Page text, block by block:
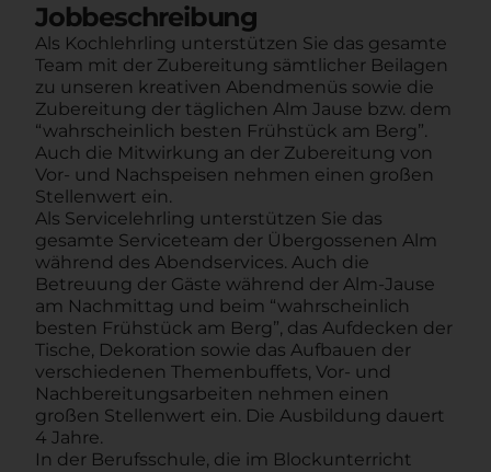
Jobbeschreibung
Als Kochlehrling unterstützen Sie das gesamte
Team mit der Zubereitung sämtlicher Beilagen
zu unseren kreativen Abendmenüs sowie die
Zubereitung der täglichen Alm Jause bzw. dem
“wahrscheinlich besten Frühstück am Berg”.
Auch die Mitwirkung an der Zubereitung von
Vor- und Nachspeisen nehmen einen großen
Stellenwert ein.
Als Servicelehrling unterstützen Sie das
gesamte Serviceteam der Übergossenen Alm
während des Abendservices. Auch die
Betreuung der Gäste während der Alm-Jause
am Nachmittag und beim “wahrscheinlich
besten Frühstück am Berg”, das Aufdecken der
Tische, Dekoration sowie das Aufbauen der
verschiedenen Themenbuffets, Vor- und
Nachbereitungsarbeiten nehmen einen
großen Stellenwert ein. Die Ausbildung dauert
4 Jahre.
In der Berufsschule, die im Blockunterricht